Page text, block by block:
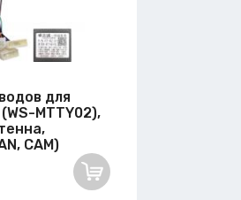
для
MTTY02),
CAM)